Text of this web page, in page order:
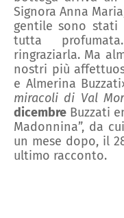
Signora Anna
gentile sono stati
tutta
ringraziarla. Ma
nostri più
e Almerina
miracoli di Val
dicembre Buzzati
Madonnina”, da
un mese dopo, il
ultimo racconto.